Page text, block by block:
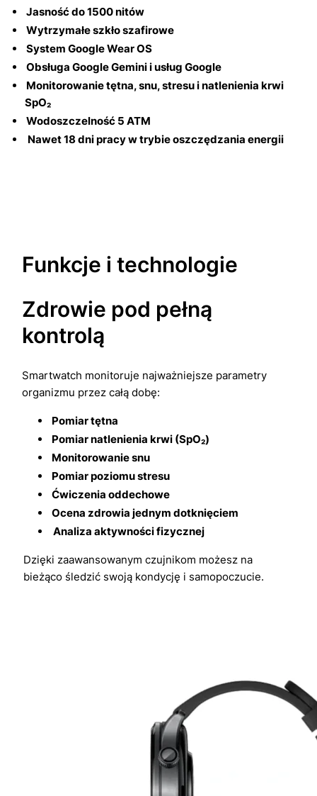
Jasność do 1500 nitów
Wytrzymałe szkło szafirowe
System Google Wear OS
Obsługa Google Gemini i usług Google
Monitorowanie tętna, snu, stresu i natlenienia krwi
SpO₂
Wodoszczelność 5 ATM
Nawet 18 dni pracy w trybie oszczędzania energii
Funkcje i technologie
Zdrowie pod pełną
kontrolą
Smartwatch monitoruje najważniejsze parametry
organizmu przez całą dobę:
Pomiar tętna
Pomiar natlenienia krwi (SpO₂)
Monitorowanie snu
Pomiar poziomu stresu
Ćwiczenia oddechowe
Ocena zdrowia jednym dotknięciem
Analiza aktywności fizycznej
Dzięki zaawansowanym czujnikom możesz na
bieżąco śledzić swoją kondycję i samopoczucie.